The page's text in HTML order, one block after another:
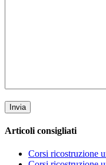
Articoli consigliati
Corsi ricostruzione